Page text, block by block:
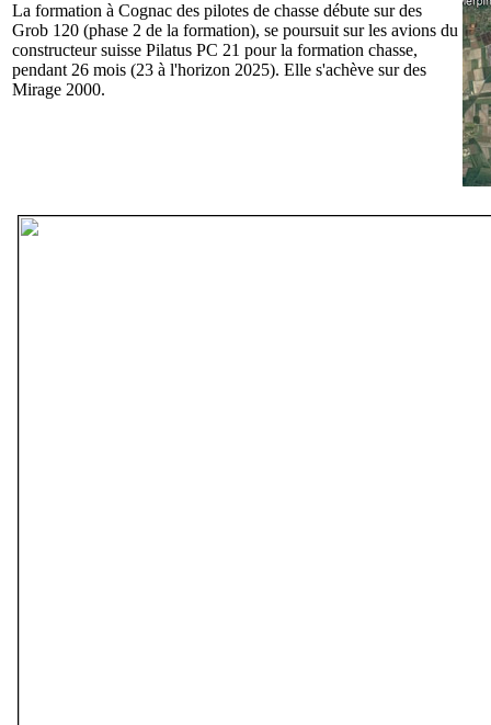
La formation à Cognac des pilotes de chasse débute sur des
Grob 120 (phase 2 de la formation), se poursuit sur les avions du
constructeur suisse Pilatus PC 21 pour la formation chasse,
pendant 26 mois (23 à l'horizon 2025). Elle s'achève sur des
Mirage 2000.